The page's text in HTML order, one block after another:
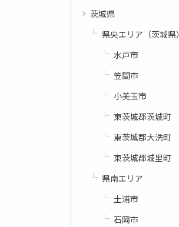
茨城県
県央エリア（茨城県）
水戸市
笠間市
小美玉市
東茨城郡茨城町
東茨城郡大洗町
東茨城郡城里町
県南エリア
土浦市
石岡市